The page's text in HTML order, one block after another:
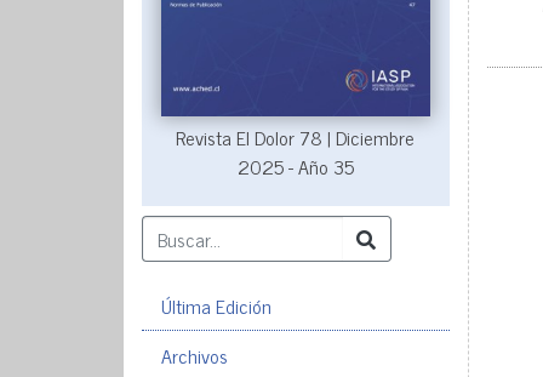
Revista El Dolor 78 | Diciembre
2025 - Año 35
Última Edición
Archivos